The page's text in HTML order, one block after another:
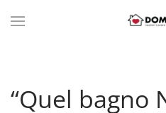
“Quel bagno